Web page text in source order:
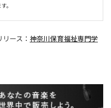
。
ース： 神奈川保育福祉専門学